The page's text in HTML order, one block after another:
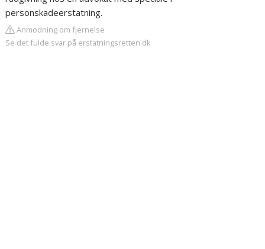
personskadeerstatning.
Anmodning om fjernelse
Se det fulde svar på erstatningsretten.dk